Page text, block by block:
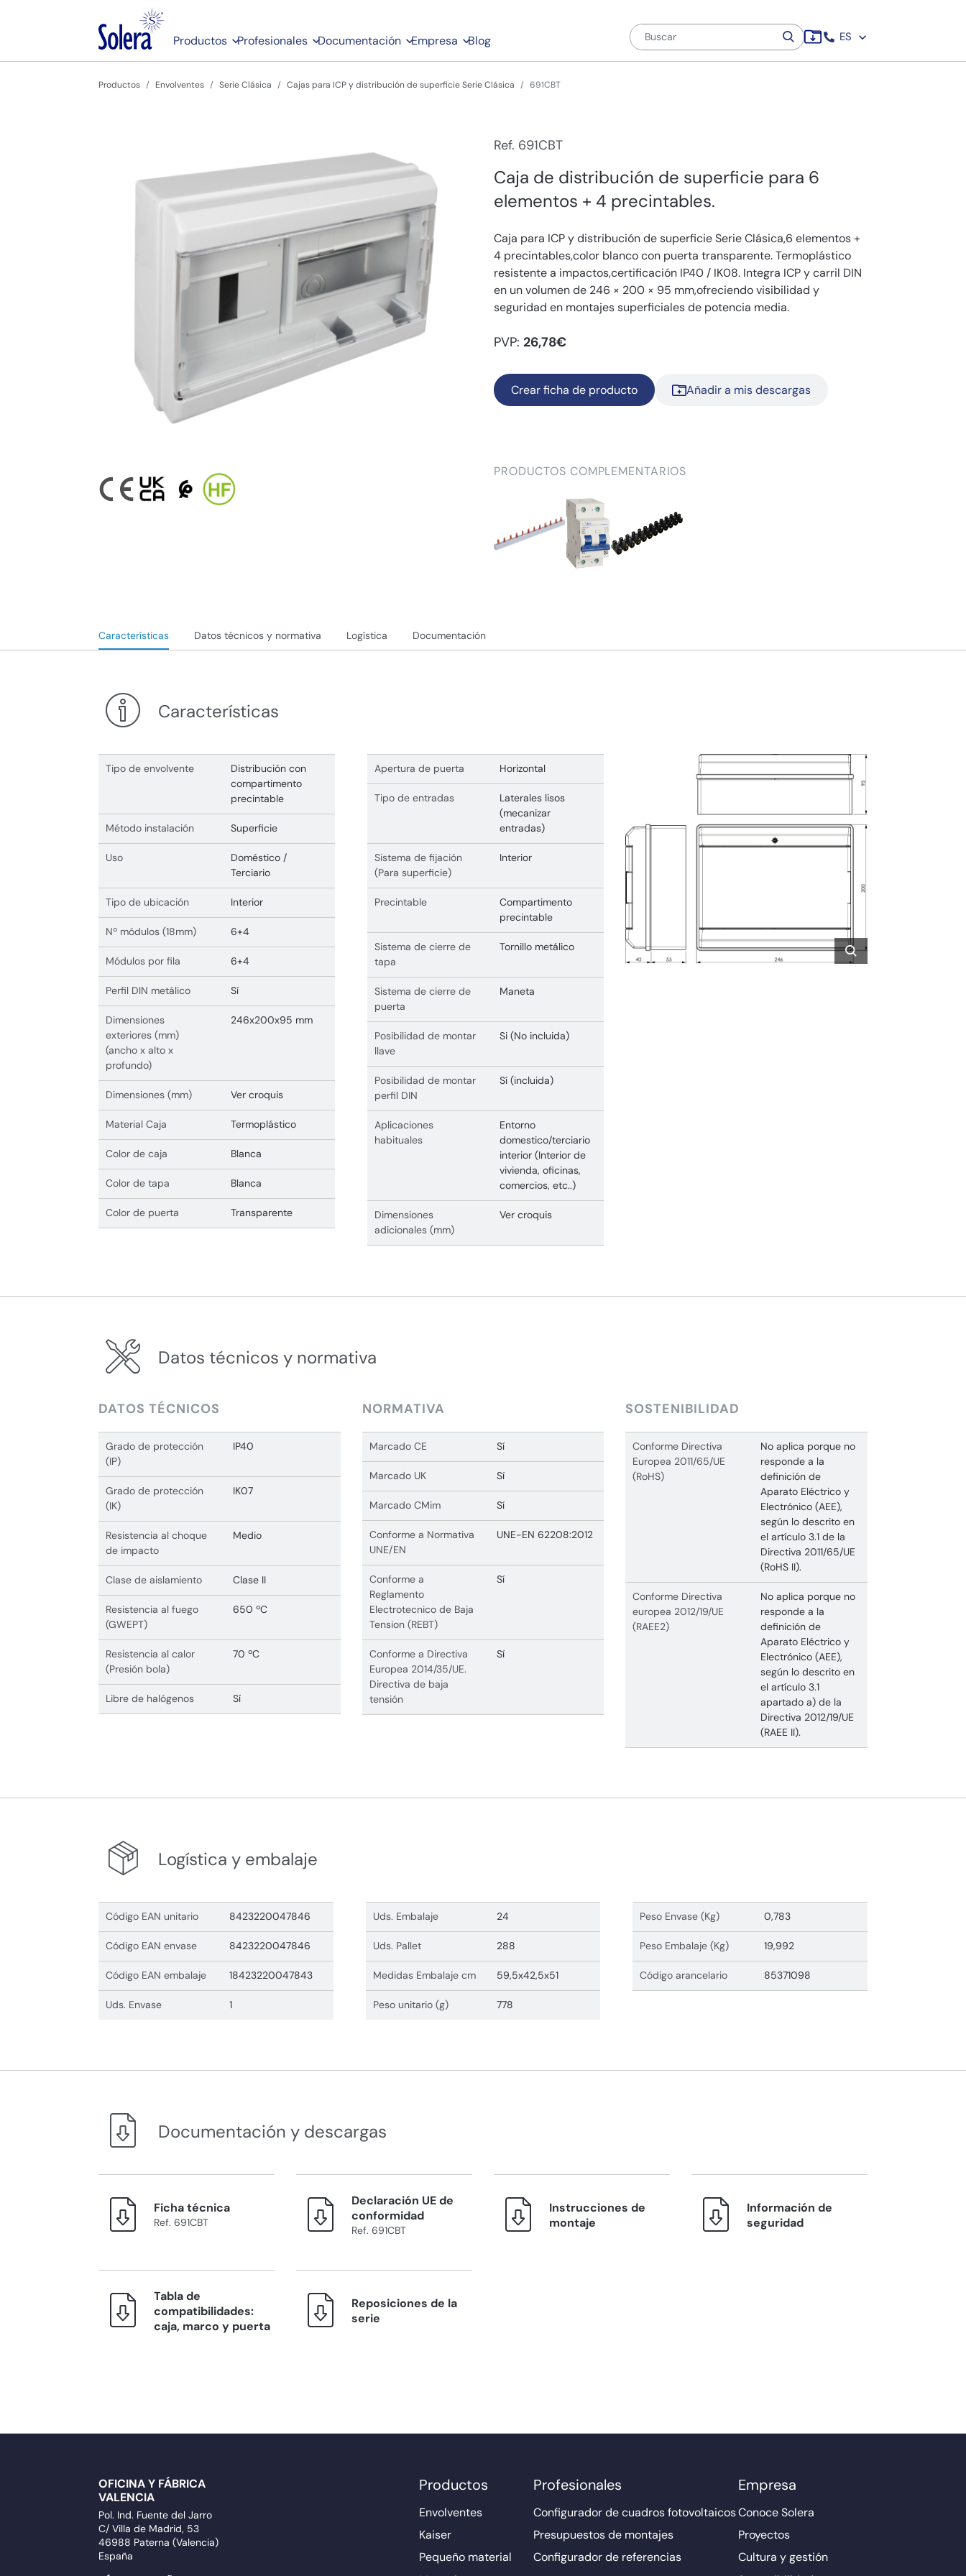
Productos Profesionales Documentación Empresa Blog ES
Productos Envolventes Serie Clásica Cajas para ICP y distribución de superficie Serie Clásica 691CBT
Ref. 691CBT
Caja de distribución de superficie para 6
elementos + 4 precintables.
Caja para ICP y distribución de superficie Serie Clásica,6 elementos +
4 precintables,color blanco con puerta transparente. Termoplástico
resistente a impactos,certificación IP40 / IK08. Integra ICP y carril DIN
en un volumen de 246 × 200 × 95 mm,ofreciendo visibilidad y
seguridad en montajes superficiales de potencia media.
PVP: 26,78€
Crear ficha de producto Añadir a mis descargas
PRODUCTOS COMPLEMENTARIOS
Características Datos técnicos y normativa Logística Documentación
Características
Tipo de envolvente
Distribución con
compartimento
precintable
Método instalación Superficie
Uso
Doméstico /
Terciario
Tipo de ubicación Interior
Nº módulos (18mm) 6+4
Módulos por fila 6+4
Perfil DIN metálico Sí
Dimensiones
exteriores (mm)
(ancho x alto x
profundo)
246x200x95 mm
Dimensiones (mm) Ver croquis
Material Caja Termoplástico
Color de caja Blanca
Color de tapa Blanca
Color de puerta Transparente
Apertura de puerta Horizontal
Tipo de entradas
Laterales lisos
(mecanizar
entradas)
Sistema de fijación
(Para superficie)
Interior
Precintable
Compartimento
precintable
Sistema de cierre de
tapa
Tornillo metálico
Sistema de cierre de
puerta
Maneta
Posibilidad de montar
llave
Si (No incluida)
Posibilidad de montar
perfil DIN
Sí (incluida)
Aplicaciones
habituales
Entorno
domestico/terciario
interior (Interior de
vivienda, oficinas,
comercios, etc..)
Dimensiones
adicionales (mm)
Ver croquis
Datos técnicos y normativa
DATOS TÉCNICOS
Grado de protección
(IP)
IP40
Grado de protección
(IK)
IK07
Resistencia al choque
de impacto
Medio
Clase de aislamiento Clase II
Resistencia al fuego
(GWEPT)
650 ºC
Resistencia al calor
(Presión bola)
70 ºC
Libre de halógenos Sí
NORMATIVA
Marcado CE Sí
Marcado UK Sí
Marcado CMim Sí
Conforme a Normativa
UNE/EN
UNE-EN 62208:2012
Conforme a
Reglamento
Electrotecnico de Baja
Tension (REBT)
Sí
Conforme a Directiva
Europea 2014/35/UE.
Directiva de baja
tensión
Sí
SOSTENIBILIDAD
Conforme Directiva
Europea 2011/65/UE
(RoHS)
No aplica porque no
responde a la
definición de
Aparato Eléctrico y
Electrónico (AEE),
según lo descrito en
el artículo 3.1 de la
Directiva 2011/65/UE
(RoHS II).
Conforme Directiva
europea 2012/19/UE
(RAEE2)
No aplica porque no
responde a la
definición de
Aparato Eléctrico y
Electrónico (AEE),
según lo descrito en
el artículo 3.1
apartado a) de la
Directiva 2012/19/UE
(RAEE II).
Logística y embalaje
Código EAN unitario 8423220047846
Código EAN envase 8423220047846
Código EAN embalaje 18423220047843
Uds. Envase 1
Uds. Embalaje 24
Uds. Pallet 288
Medidas Embalaje cm 59,5x42,5x51
Peso unitario (g) 778
Peso Envase (Kg) 0,783
Peso Embalaje (Kg) 19,992
Código arancelario 85371098
Documentación y descargas
Ficha técnica
Ref. 691CBT
Declaración UE de
conformidad
Ref. 691CBT
Instrucciones de
montaje
Información de
seguridad
Tabla de
compatibilidades:
caja, marco y puerta
Reposiciones de la
serie
OFICINA Y FÁBRICA
VALENCIA
Pol. Ind. Fuente del Jarro
C/ Villa de Madrid, 53
46988 Paterna (Valencia)
España
Productos
Envolventes
Kaiser
Pequeño material
Profesionales
Configurador de cuadros fotovoltaicos
Presupuestos de montajes
Configurador de referencias
Empresa
Conoce Solera
Proyectos
Cultura y gestión